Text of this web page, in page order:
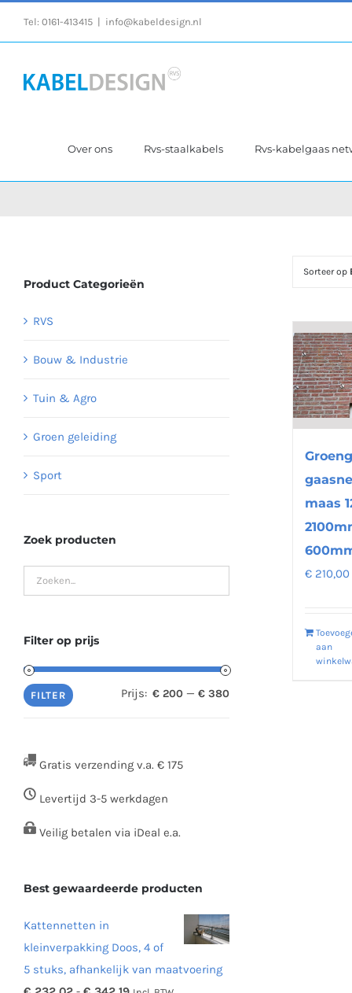
Tel: 0161-413415 info@kabeldesign.nl
Over ons Rvs-staalkabels Rvs-kabelgaas
Sorteer op
maas
€ 210,00
aan
Product Categorieën
RVS
Bouw & Industrie
Tuin & Agro
Groen geleiding
Sport
Zoek producten
Filter op prijs
Min.
Max.
FILTER Prijs: € 200 —€ 380
Gratis verzending v.a. € 175
Levertijd 3-5 werkdagen
Veilig betalen via iDeal e.a.
Best gewaardeerde producten
Kattennetten in
kleinverpakking Doos, 4 of
5 stuks, afhankelijk van maatvoering